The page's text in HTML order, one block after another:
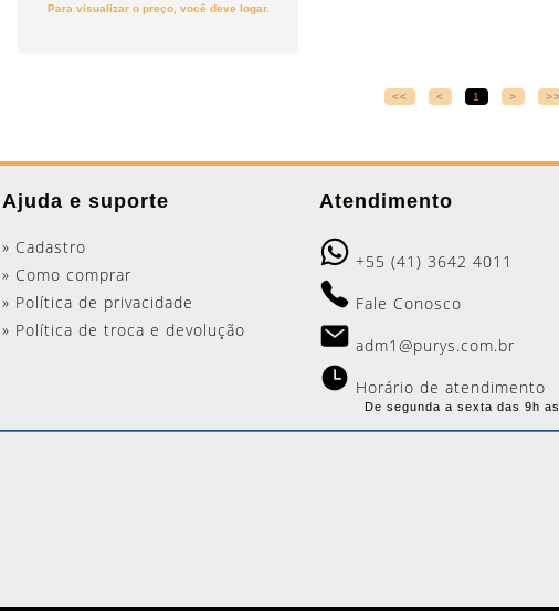
Para visualizar o preço, você deve logar.
<< < 1 > >>
Ajuda e suporte
» Cadastro
» Como comprar
» Política de privacidade
» Política de troca e devolução
Atendimento
+55 (41) 3642 4011
Fale Conosco
adm1@purys.com.br
Horário de atendimento
De segunda a sexta das 9h